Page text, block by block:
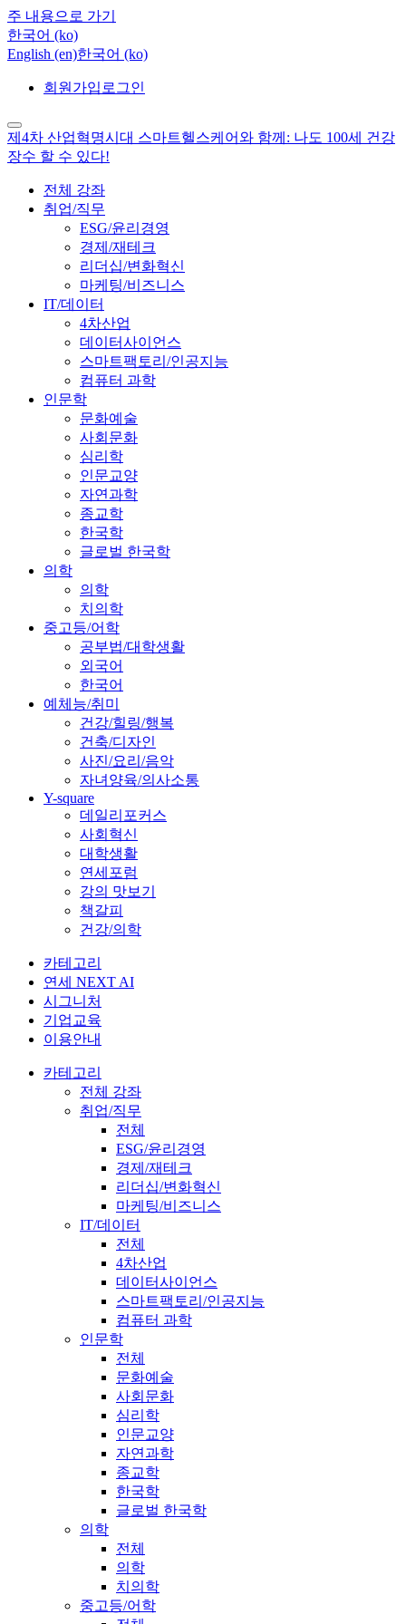
주 내용으로 가기
한국어 ‎(ko)‎
English ‎(en)‎한국어 ‎(ko)‎
회원가입 로그인
제4차 산업혁명시대 스마트헬스케어와 함께: 나도 100세 건강
장수 할 수 있다!
전체 강좌
취업/직무
ESG/윤리경영
경제/재테크
리더십/변화혁신
마케팅/비즈니스
IT/데이터
4차산업
데이터사이언스
스마트팩토리/인공지능
컴퓨터 과학
인문학
문화예술
사회문화
심리학
인문교양
자연과학
종교학
한국학
글로벌 한국학
의학
의학
치의학
중고등/어학
공부법/대학생활
외국어
한국어
예체능/취미
건강/힐링/행복
건축/디자인
사진/요리/음악
자녀양육/의사소통
Y-square
데일리포커스
사회혁신
대학생활
연세포럼
강의 맛보기
책갈피
건강/의학
카테고리
연세 NEXT AI
시그니처
기업교육
이용안내
카테고리
전체 강좌
취업/직무
전체
ESG/윤리경영
경제/재테크
리더십/변화혁신
마케팅/비즈니스
IT/데이터
전체
4차산업
데이터사이언스
스마트팩토리/인공지능
컴퓨터 과학
인문학
전체
문화예술
사회문화
심리학
인문교양
자연과학
종교학
한국학
글로벌 한국학
의학
전체
의학
치의학
중고등/어학